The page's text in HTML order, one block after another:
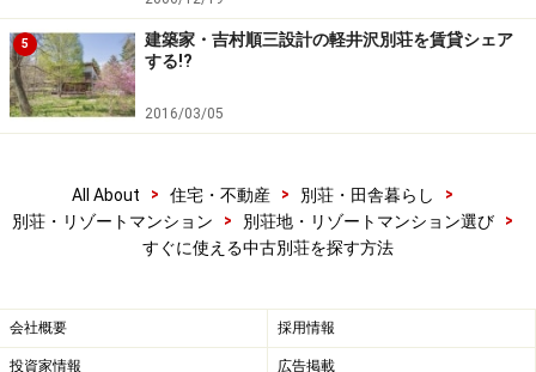
5
建築家・吉村順三設計の軽井沢別荘を賃貸シェア
する!?
2016/03/05
All About > 住宅・不動産 > 別荘・田舎暮らし
>
別荘・リゾートマンション
> 別荘地・リゾートマンション選び
>
すぐに使える中古別荘を探す方法
会社概要 採用情報
投資家情報 広告掲載